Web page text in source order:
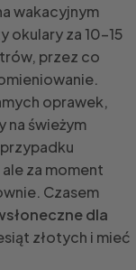
wakacyjnym
okulary za 10-15
przez co
oprawek,
na świeżym
za moment
Czasem
dla
złotych i mieć